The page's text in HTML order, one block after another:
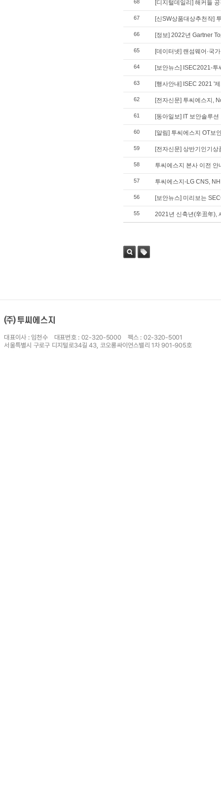
68 [디지털데일리] 해커들 공
67 [신SW상품대상추천작]
66 [정보] 2022년 Gartner
65 [데이터넷] 랜섬웨어·국
64 [보안뉴스] ISEC2021-
63 [행사안내] ISEC 2021 '
62 [전자신문] 투씨에스지,
61 [동아일보] IT 보안솔루
60 [알림] 투씨에스지 OT보
59 [전자신문] 상반기인기
58 투씨에스지 본사 이전 안
57 투씨에스지-LG CNS,
56 [보안뉴스] 미리보는
55 2021년 신축년(辛丑年),